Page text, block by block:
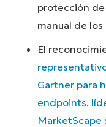
protección
manual de
El
Gartner para
endpoints,